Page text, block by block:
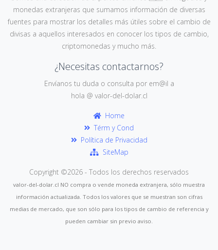
monedas extranjeras que sumamos información de diversas
fuentes para mostrar los detalles más útiles sobre el cambio de
divisas a aquellos interesados en conocer los tipos de cambio,
criptomonedas y mucho más.
¿Necesitas contactarnos?
Envíanos tu duda o consulta por em@il a
hola @ valor-del-dolar.cl
Home
Térm y Cond
Política de Privacidad
SiteMap
Copyright ©2026 - Todos los derechos reservados
valor-del-dolar.cl NO compra o vende moneda extranjera, sólo muestra
información actualizada. Todos los valores que se muestran son cifras
medias de mercado, que son sólo para los tipos de cambio de referencia y
pueden cambiar sin previo aviso.